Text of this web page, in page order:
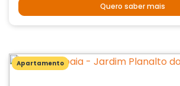
Quero saber mais
Apartamento